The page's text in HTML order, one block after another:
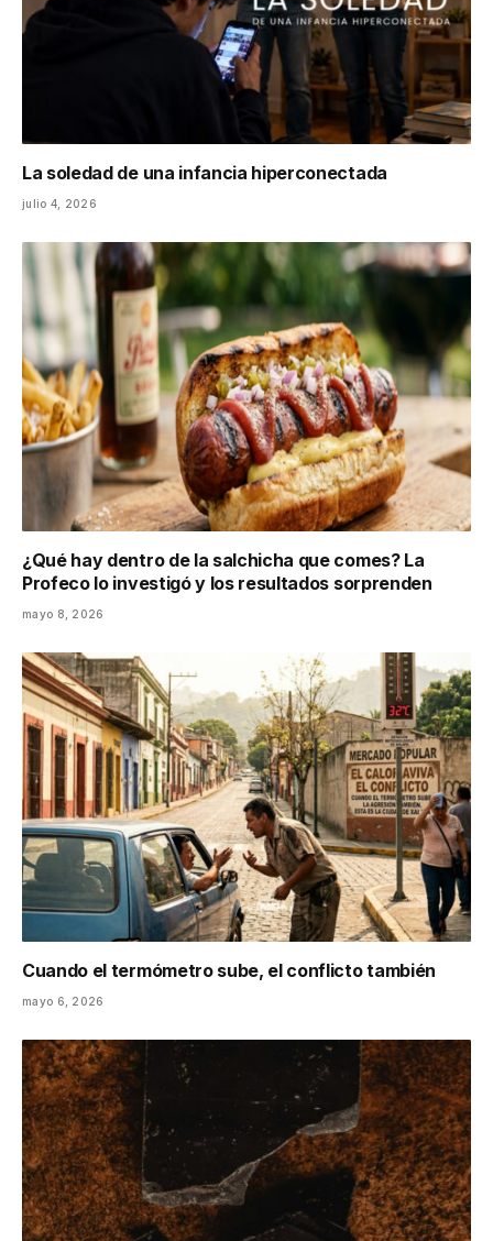
La soledad de una infancia hiperconectada
julio 4, 2026
¿Qué hay dentro de la salchicha que comes? La
Profeco lo investigó y los resultados sorprenden
mayo 8, 2026
Cuando el termómetro sube, el conflicto también
mayo 6, 2026